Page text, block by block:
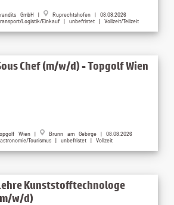
GmbH | Ruprechtshofen | 08.08.2026
Logistik/Einkauf | unbefristet | Vollzeit/Teilzeit
Chef (m/w/d) - Topgolf Wien
Wien | Brunn am Gebirge | 08.08.2026
Tourismus | unbefristet | Vollzeit
Kunststofftechnologe
w/d)